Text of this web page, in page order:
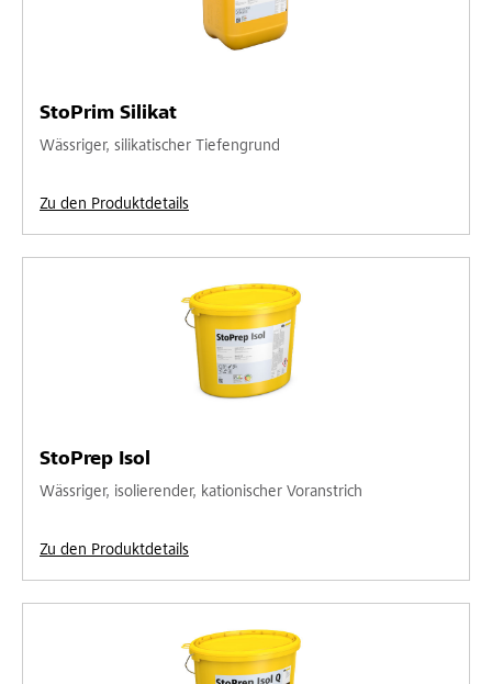
StoPrim Silikat
Wässriger, silikatischer Tiefengrund
Zu den Produktdetails
StoPrep Isol
Wässriger, isolierender, kationischer Voranstrich
Zu den Produktdetails